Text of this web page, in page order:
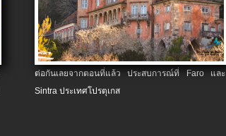
ต่อกันเลยจากตอนที่แล้ว ประสบการณ์ที่ Faro และ
Sintra ประเทศโปรตุเกส